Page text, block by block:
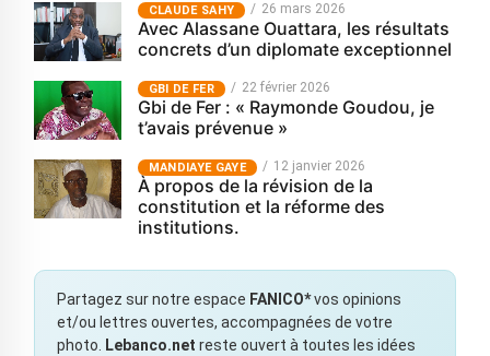
CLAUDE SAHY 26 mars 2026
Avec Alassane Ouattara, les résultats
concrets d’un diplomate exceptionnel
GBI DE FER 22 février 2026
Gbi de Fer : « Raymonde Goudou, je
t’avais prévenue »
MANDIAYE GAYE 12 janvier 2026
À propos de la révision de la
constitution et la réforme des
institutions.
Partagez sur notre espace FANICO*vos opinions
et/ou lettres ouvertes, accompagnées de votre
photo. Lebanco.net reste ouvert à toutes les idées